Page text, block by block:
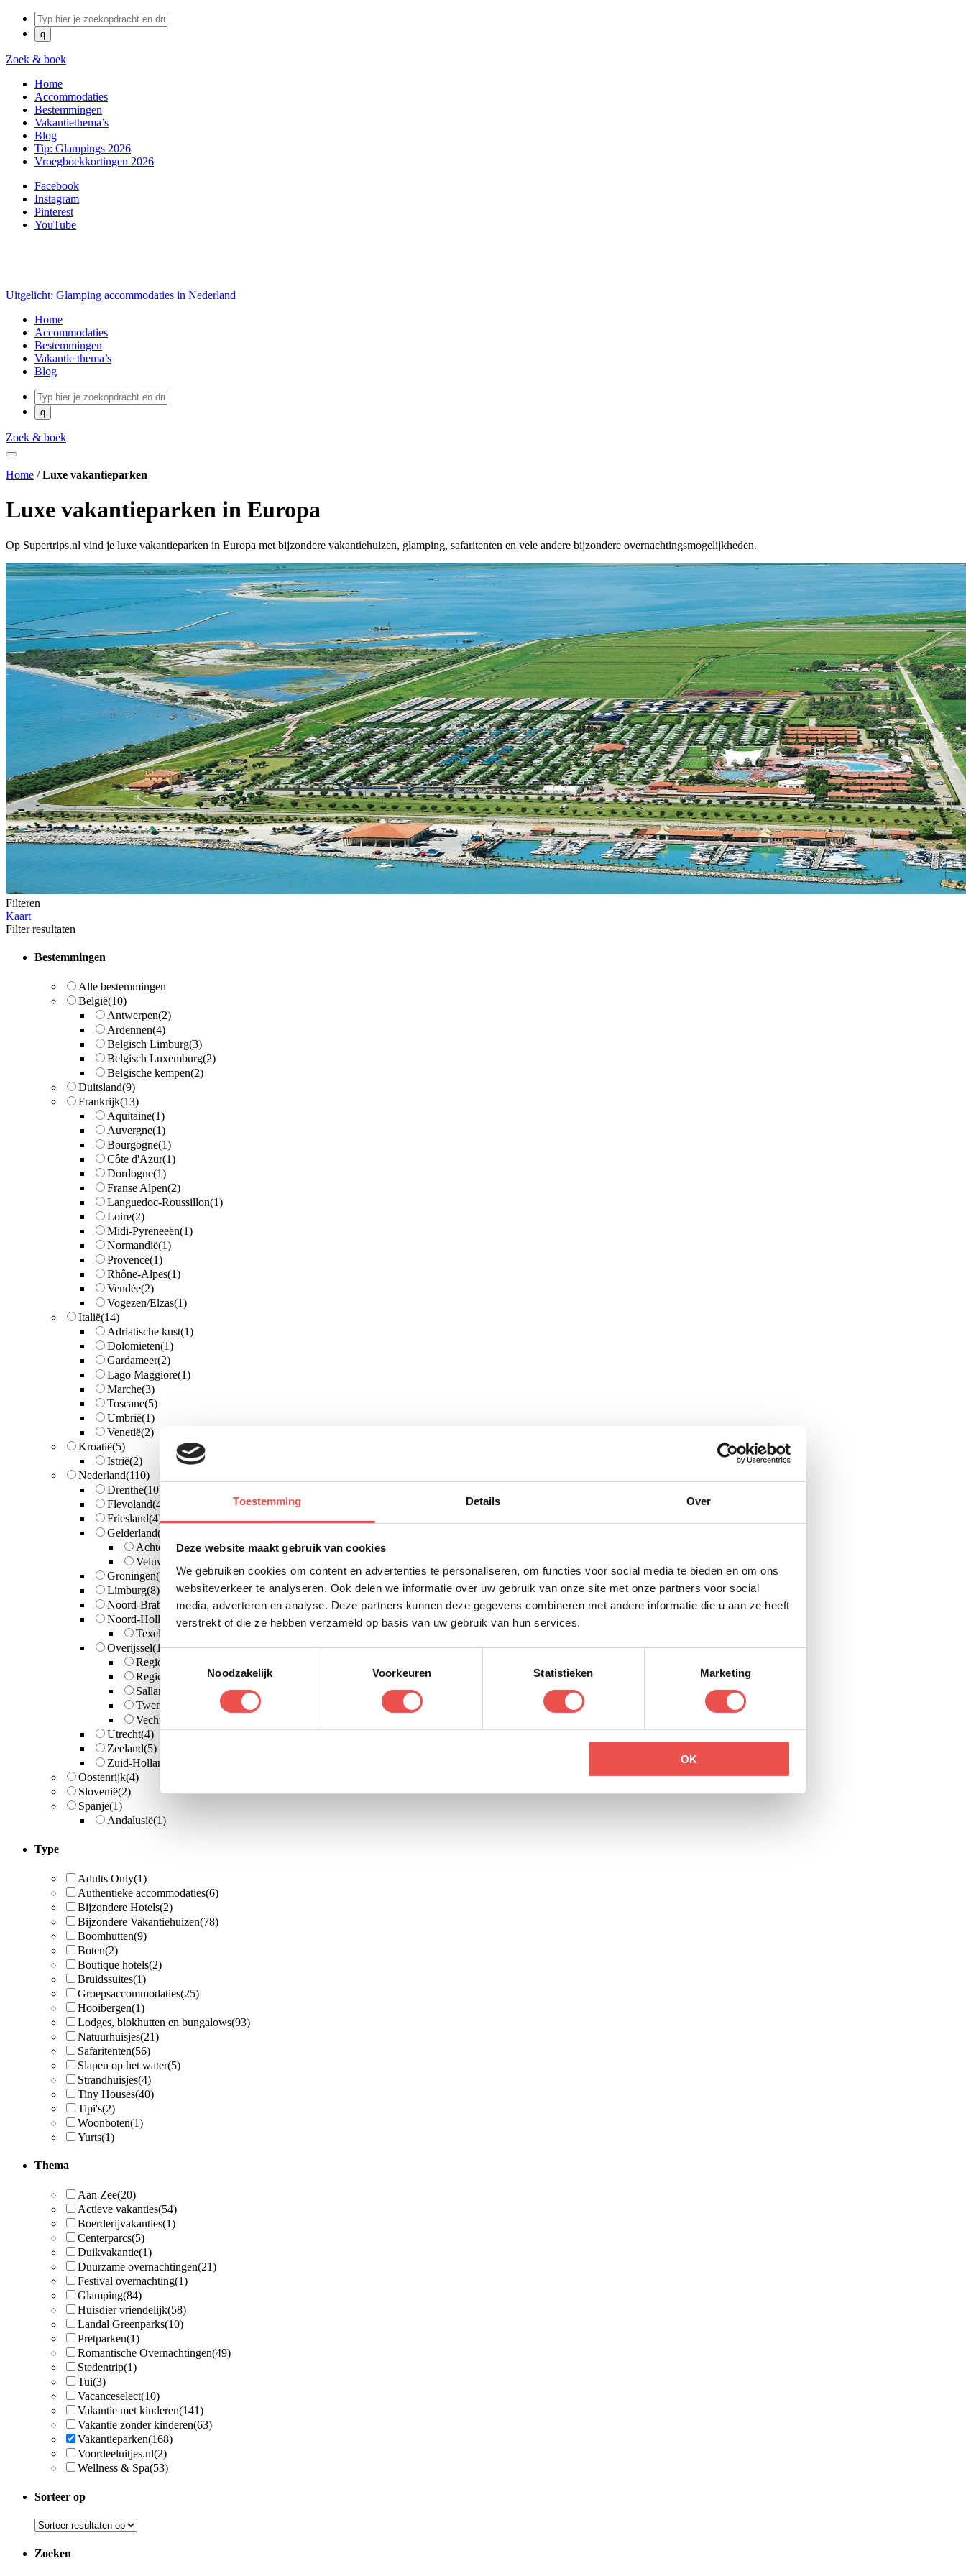
Toestemming Details Over
Deze website maakt gebruik van cookies
We gebruiken cookies om content en advertenties te personaliseren, om functies voor social media te bieden en om ons
websiteverkeer te analyseren. Ook delen we informatie over uw gebruik van onze site met onze partners voor social
media, adverteren en analyse. Deze partners kunnen deze gegevens combineren met andere informatie die u aan ze heeft
verstrekt of die ze hebben verzameld op basis van uw gebruik van hun services.
Toestemmingsselectie
Noodzakelijk
Voorkeuren Statistieken Marketing
OK
Zoek & boek
Home
Accommodaties
Bestemmingen
Vakantiethema’s
Blog
Tip: Glampings 2026
Vroegboekkortingen 2026
Facebook
Instagram
Pinterest
YouTube
Uitgelicht: Glamping accommodaties in Nederland
Home
Accommodaties
Bestemmingen
Vakantie thema’s
Blog
Zoek & boek
Home /Luxe vakantieparken
Luxe vakantieparken in Europa
Op Supertrips.nl vind je luxe vakantieparken in Europa met bijzondere vakantiehuizen, glamping, safaritenten en vele andere bijzondere overnachtingsmogelijkheden.
Filteren
Kaart
Filter resultaten
Bestemmingen
Alle bestemmingen
België(10)
Antwerpen(2)
Ardennen(4)
Belgisch Limburg(3)
Belgisch Luxemburg(2)
Belgische kempen(2)
Duitsland(9)
Frankrijk(13)
Aquitaine(1)
Auvergne(1)
Bourgogne(1)
Côte d'Azur(1)
Dordogne(1)
Franse Alpen(2)
Languedoc-Roussillon(1)
Loire(2)
Midi-Pyreneeën(1)
Normandië(1)
Provence(1)
Rhône-Alpes(1)
Vendée(2)
Vogezen/Elzas(1)
Italië(14)
Adriatische kust(1)
Dolomieten(1)
Gardameer(2)
Lago Maggiore(1)
Marche(3)
Toscane(5)
Umbrië(1)
Venetië(2)
Kroatië(5)
Istrië(2)
Nederland(110)
Drenthe(10)
Flevoland(4)
Friesland(4)
Gelderland(27)
Achterhoek(1)
Veluwe
Groningen(1)
Limburg(8)
Noord-Brabant (12)
Noord-Holland(12)
Texel
Overijssel(18)
Regio Giethoorn
Regio Zwolle
(1)
Salland
Twente
Vechtdal
Utrecht(4)
Zeeland(5)
Zuid-Holland
Oostenrijk(4)
Slovenië(2)
Spanje(1)
Andalusië(1)
Type
Adults Only(1)
Authentieke accommodaties(6)
Bijzondere Hotels(2)
Bijzondere Vakantiehuizen(78)
Boomhutten(9)
Boten(2)
Boutique hotels(2)
Bruidssuites(1)
Groepsaccommodaties(25)
Hooibergen(1)
Lodges, blokhutten en bungalows(93)
Natuurhuisjes(21)
Safaritenten(56)
Slapen op het water(5)
Strandhuisjes(4)
Tiny Houses(40)
Tipi's(2)
Woonboten(1)
Yurts(1)
Thema
Aan Zee(20)
Actieve vakanties(54)
Boerderijvakanties(1)
Centerparcs(5)
Duikvakantie(1)
Duurzame overnachtingen(21)
Festival overnachting(1)
Glamping(84)
Huisdier vriendelijk(58)
Landal Greenparks(10)
Pretparken(1)
Romantische Overnachtingen(49)
Stedentrip(1)
Tui(3)
Vacanceselect(10)
Vakantie met kinderen(141)
Vakantie zonder kinderen(63)
Vakantieparken(168)
Voordeeluitjes.nl(2)
Wellness & Spa(53)
Sorteer op
Zoeken